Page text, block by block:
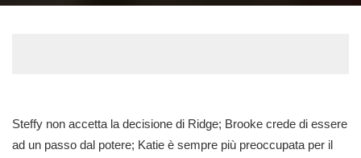
Steffy non accetta la decisione di Ridge; Brooke crede di essere
ad un passo dal potere; Katie è sempre più preoccupata per il